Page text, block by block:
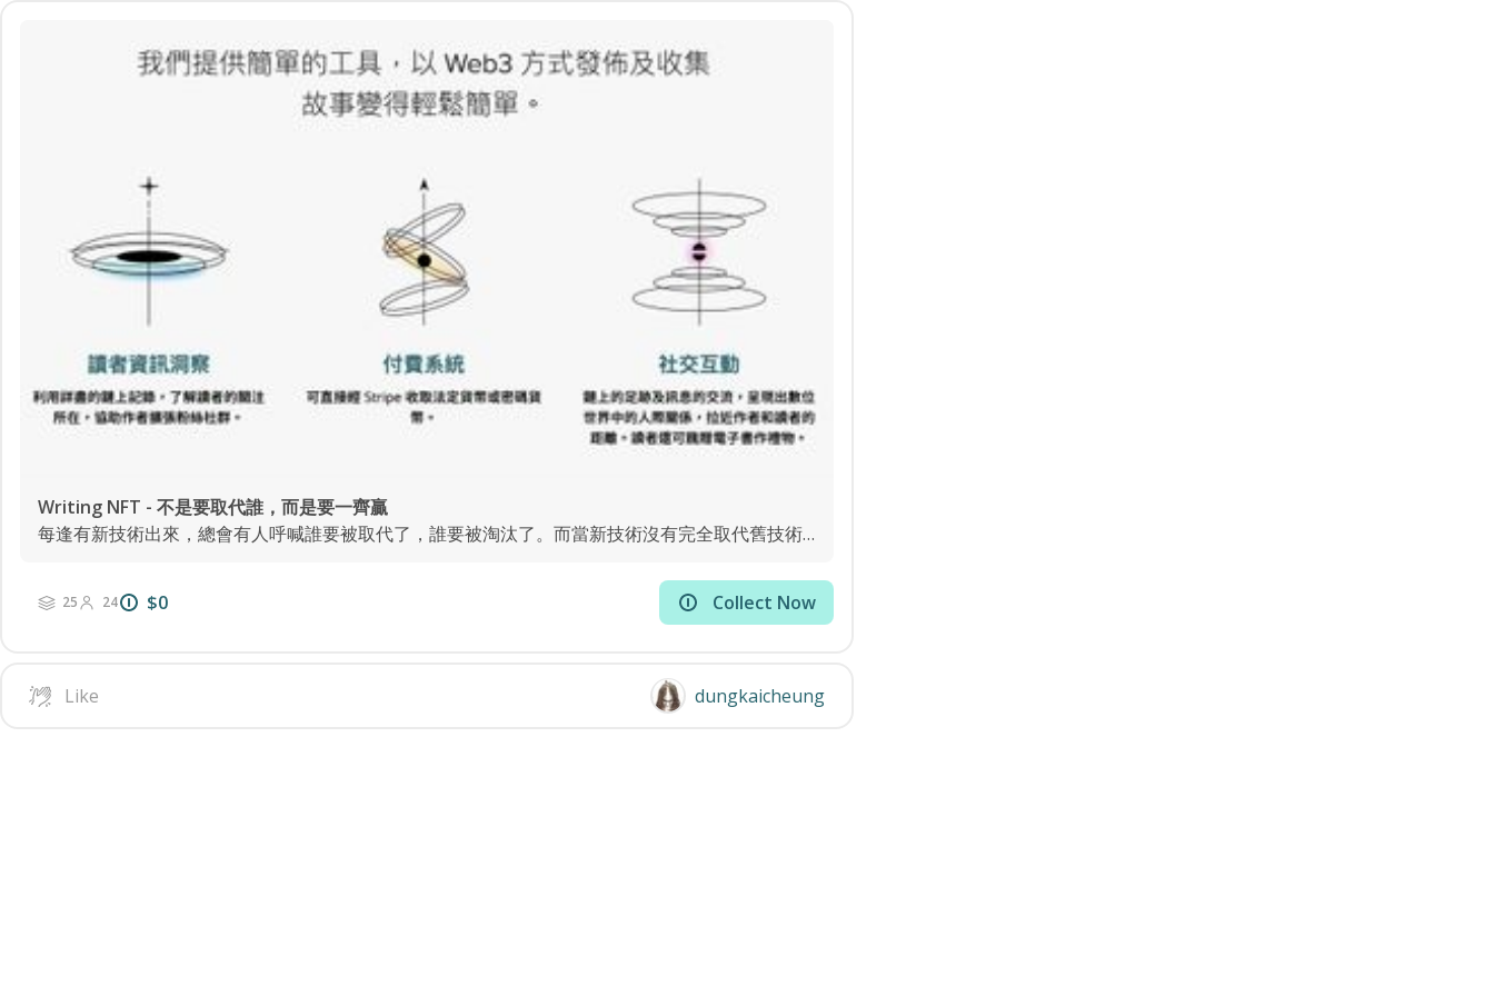
Writing NFT - 不是要取代誰，而是要一齊贏
每逢有新技術出來，總會有人呼喊誰要被取代了，誰要被淘汰了。而當新技術沒有完全取代舊技術，又會有人說這個技術不行...
25 24 $0 Collect Now
Like dungkaicheung